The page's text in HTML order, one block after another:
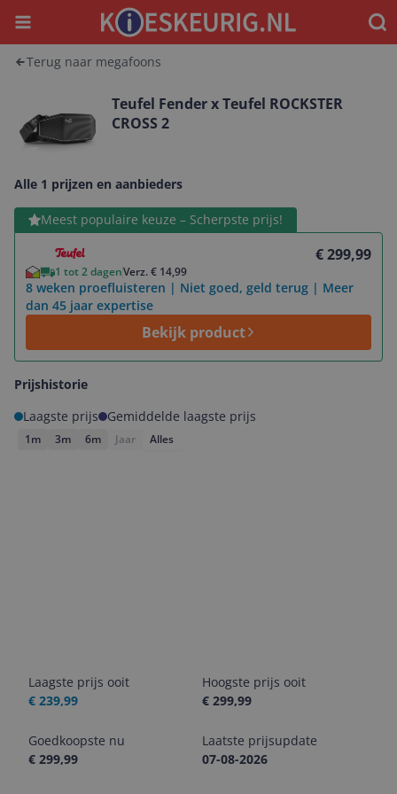
Menu
Terug naar megafoons
Teufel Fender x Teufel ROCKSTER
CROSS 2
Alle 1 prijzen en aanbieders
Meest populaire keuze – Scherpste prijs!
€ 299,99
1 tot 2 dagenVerz. € 14,99
8 weken proefluisteren | Niet goed, geld terug | Meer
dan 45 jaar expertise
Bekijk product
Bekijk product
Prijshistorie
Laagste prijs
Gemiddelde laagste prijs
1m 3m 6m Jaar Alles
Laagste prijs ooit
€ 239,99
Hoogste prijs ooit
€ 299,99
Goedkoopste nu
€ 299,99
Laatste prijsupdate
07-08-2026